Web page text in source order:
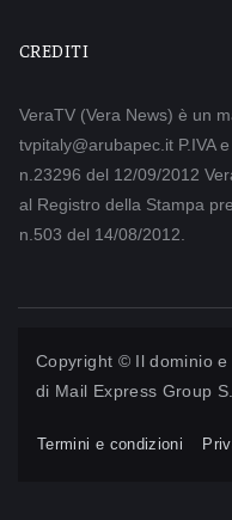
CREDITI
VeraTV (Vera News) è un
tvpitaly@arubapec.it P.IVA
n.23296 del 12/09/2012
al Registro della Stampa
n.503 del 14/08/2012.
Copyright © Il dominio
di Mail Express Group
Termini e condizioni